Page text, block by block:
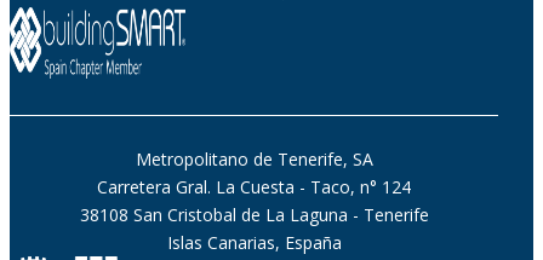
Metropolitano de Tenerife, SA
Carretera Gral. La Cuesta - Taco, n° 124
38108 San Cristobal de La Laguna - Tenerife
Islas Canarias, España